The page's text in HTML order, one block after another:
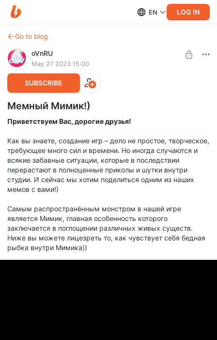
EN LOG IN
Go to blog
oVnRU
May 27 2023 15:00
SUBSCRIBE
Мемный Мимик!)
Приветствуем Вас, дорогие друзья!
Как вы знаете, создание игр – дело не простое, творческое,
требующее много сил и времени. Но иногда случаются и
всякие забавные ситуации, которые в последствии
перерастают в полноценные приколы и шутки внутри
студии. И сейчас мы хотим поделиться одним из наших
мемов с вами!)
Самым распространённым монстром в нашей игре
является Мимик, главная особенность которого
заключается в поглощении различных живых существ.
Ниже вы можете лицезреть то, как чувствует себя бедная
рыбка внутри Мимика))